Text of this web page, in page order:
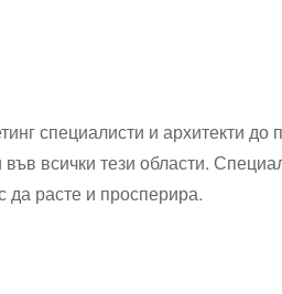
специалисти и архитекти до
всички тези области.
да расте и просперира.